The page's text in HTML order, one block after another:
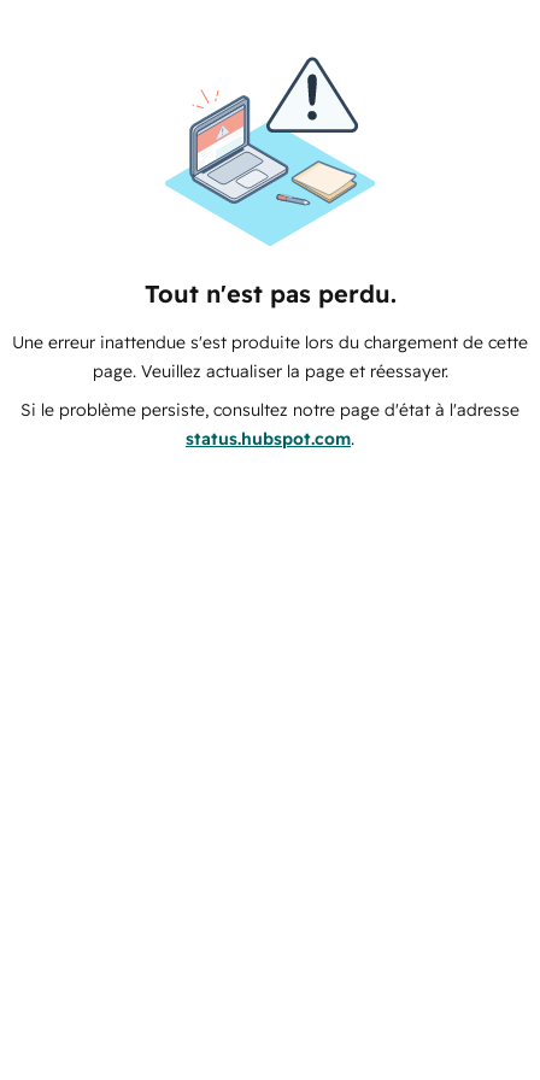
Tout n'est pas perdu.
Une erreur inattendue s'est produite lors du chargement de cette
page. Veuillez actualiser la page et réessayer.
Si le problème persiste, consultez notre page d'état à l'adresse
status.hubspot.com.